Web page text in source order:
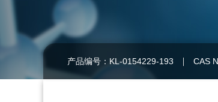
产品编号：KL-0154229-193 CAS